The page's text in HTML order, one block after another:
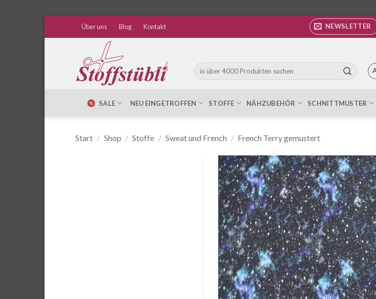
Über uns Blog Kontakt NEWSLETTER
Suche
nach:
SALE NEU EINGETROFFEN STOFFE NÄHZUBEHÖR SCHNITTMUSTER
Start / Shop / Stoffe / Sweat und French / French Terry gemustert